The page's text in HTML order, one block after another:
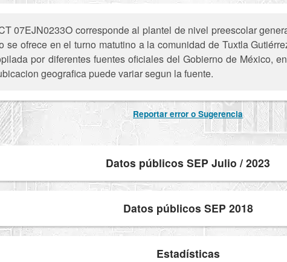
07EJN0233O corresponde al plantel de nivel preescolar
se ofrece en el turno matutino a la comunidad de Tuxtla
por diferentes fuentes oficiales del Gobierno de México,
geografica puede variar segun la fuente.
Reportar error o Sugerencia
Datos públicos SEP Julio / 2023
Datos públicos SEP 2018
Estadísticas